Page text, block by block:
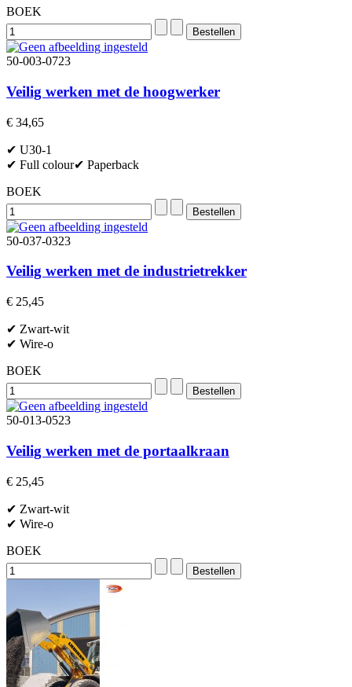
BOEK
50-003-0723
Veilig werken met de hoogwerker
€ 34,65
✔ U30-1
✔ Full colour✔ Paperback
BOEK
50-037-0323
Veilig werken met de industrietrekker
€ 25,45
✔ Zwart-wit
✔ Wire-o
BOEK
50-013-0523
Veilig werken met de portaalkraan
€ 25,45
✔ Zwart-wit
✔ Wire-o
BOEK